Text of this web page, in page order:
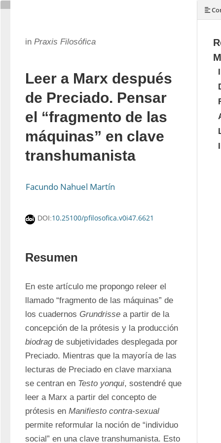
in Praxis Filosófica
Leer a Marx después
de Preciado. Pensar
el “fragmento de las
máquinas” en clave
transhumanista
Facundo Nahuel Martín
DOI:10.25100/pfilosofica.v0i47.6621
Resumen
En este artículo me propongo releer el
llamado “fragmento de las máquinas” de
los cuadernos Grundrisse a partir de la
biodrag de subjetividades desplegada por
Preciado. Mientras que la mayoría de las
lecturas de Preciado en clave marxiana
se centran en Testo yonqui, sostendré que
leer a Marx a partir del concepto de
prótesis en Manifiesto contra-sexual
permite reformular la noción de “individuo
social” en una clave transhumanista. Esto